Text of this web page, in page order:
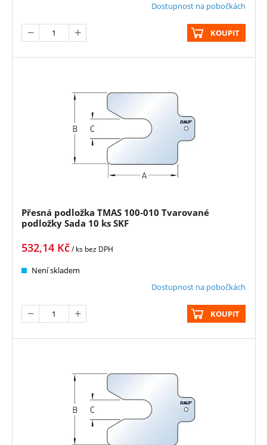
Dostupnost na pobočkách
KOUPIT
Přesná podložka TMAS 100-010 Tvarované
podložky Sada 10 ks SKF
532,14 Kč/ ks bez DPH
Není skladem
Dostupnost na pobočkách
KOUPIT